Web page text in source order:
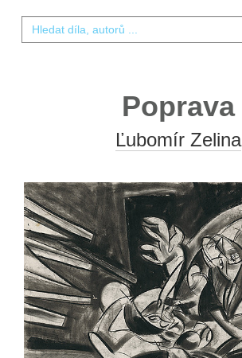
Poprava
Ľubomír Zelina